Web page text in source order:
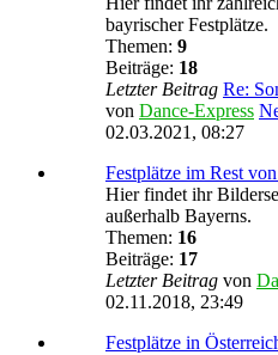
bayrischer Festplätze.
Themen: 9
Beiträge: 18
Letzter Beitrag Re:
von Dance-Express
02.03.2021, 08:27
Festplätze im Rest
Hier findet ihr
außerhalb Bayerns.
Themen: 16
Beiträge: 17
Letzter Beitrag von
02.11.2018, 23:49
Festplätze in